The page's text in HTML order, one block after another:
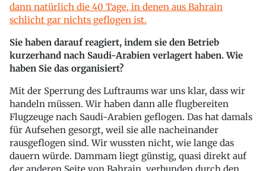
dann natürlich die 40 Tage, in denen aus Bahrain
schlicht gar nichts geflogen ist.
Sie haben darauf reagiert, indem sie den Betrieb
kurzerhand nach Saudi-Arabien verlagert haben. Wie
haben Sie das organisiert?
Mit der Sperrung des Luftraums war uns klar, dass wir
handeln müssen. Wir haben dann alle flugbereiten
Flugzeuge nach Saudi-Arabien geflogen. Das hat damals
für Aufsehen gesorgt, weil sie alle nacheinander
rausgeflogen sind. Wir wussten nicht, wie lange das
dauern würde. Dammam liegt günstig, quasi direkt auf